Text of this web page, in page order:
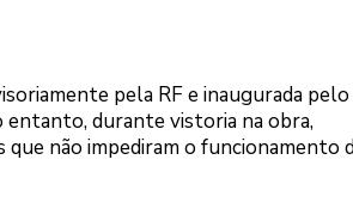
pela RF e inaugurada pelo
entanto, durante vistoria na obra,
não impediram o funcionamento